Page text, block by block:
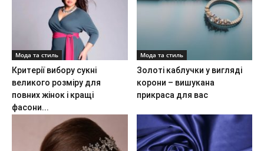
Мода та стиль
Критерії вибору сукні
великого розміру для
повних жінок і кращі
фасони...
Мода та стиль
Золоті каблучки у вигляді
корони – вишукана
прикраса для вас